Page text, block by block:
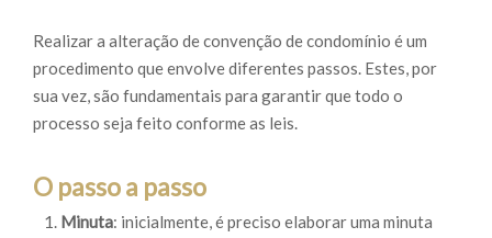
Realizar a alteração de convenção de condomínio é um
procedimento que envolve diferentes passos. Estes, por
sua vez, são fundamentais para garantir que todo o
processo seja feito conforme as leis.
O passo a passo
Minuta: inicialmente, é preciso elaborar uma minuta